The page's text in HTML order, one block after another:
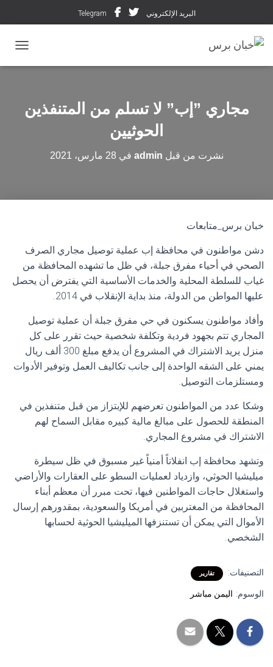
البريد الإلكتروني Telegram
مجاري ”إب” لا تسلم من المتنفذين
الحوثيين
نشرت من قبل admin في 28 مارس، 2021
خبان برس_متابعات
دشن مواطنون في محافظة إب عملية توصيل مجاري الصرف
الصحي في أحياء مفرق جبلة، في ظل ما تشهده المحافظة من
غياب للسلطة المحلية والخدمات الأساسية التي يفترض أن يحصل
عليها المواطن من الدولة، منذ بداية الإنقلاب في 2014.
وأفاد مواطنون يسكنون في حي مفرق جبلة أن عملية توصيل
المجاري تتم بجهود فردية وتكلفة شخصية حيث تقرر على كل
منزل يريد الاشتراك في المشروع أن يدفع مبلغ 300 ألف ريال
يمني على الشقه الواحدة إلى جانب تكاليف العمل وتوفير الأدوات
ومستلزمات التوصيل.
وشكا عدد من المواطنون تعرضهم للإبتزاز من قبل متنفذين في
المنطقة للحصول على مبالغ مالية كبيره مقابل السماح لهم
الاشتراك في مشروع المجاري.
وتشهد محافظة إب انفلاتاً أمنياً غير مسبوق في ظل سيطرة
ميليشيا الحوثي، وازدياد لعمليات السطو على العقارات والأراضي
واستغلال حاجات المواطنين فيها، تحت مبرر أن معظم أبناء
المحافظة من المغتربين في أمريكا والسعودية، بمقدورهم إرسال
الأموال التي يمكن أن تستنزفها الميليشيا الحوثية لحسابها
الشخصي.
التصنيفات: تقارير
الوسوم: اليمن مباشر